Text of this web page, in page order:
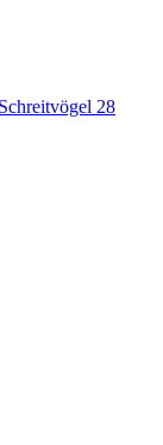
Schreitvögel 28